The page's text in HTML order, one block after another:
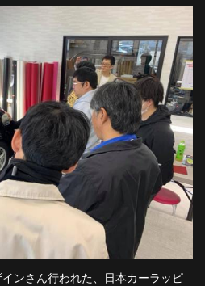
ンさん行われた、日本カーラッピ